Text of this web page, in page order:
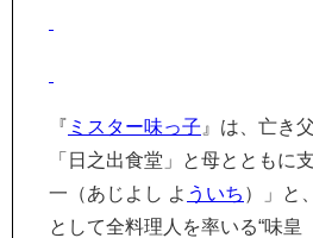
『 ミスター味っ子 』は、亡き
「日之出食堂」と母とともに
一（あじよし よ ういち ）」と、
として全料理人を率いる“味皇